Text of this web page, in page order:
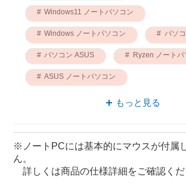
Windows11 ノートパソコン
Windows ノートパソコン パソ
パソコン ASUS Ryzen ノートパ
ASUS ノートパソコン
AMD Ryzen 7 ノートパソコン
ノートパソコン VivoBook
もっと見る
※ノートPCには基本的にマウスが付属
ん。
詳しくは商品の仕様詳細をご確認くだ